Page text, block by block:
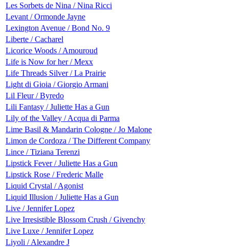
Les Sorbets de Nina / Nina Ricci
Levant / Ormonde Jayne
Lexington Avenue / Bond No. 9
Liberte / Cacharel
Licorice Woods / Amouroud
Life is Now for her / Mexx
Life Threads Silver / La Prairie
Light di Gioia / Giorgio Armani
Lil Fleur / Byredo
Lili Fantasy / Juliette Has a Gun
Lily of the Valley / Acqua di Parma
Lime Basil & Mandarin Cologne / Jo Malone
Limon de Cordoza / The Different Company
Lince / Tiziana Terenzi
Lipstick Fever / Juliette Has a Gun
Lipstick Rose / Frederic Malle
Liquid Crystal / Agonist
Liquid Illusion / Juliette Has a Gun
Live / Jennifer Lopez
Live Irresistible Blossom Crush / Givenchy
Live Luxe / Jennifer Lopez
Liyoli / Alexandre J